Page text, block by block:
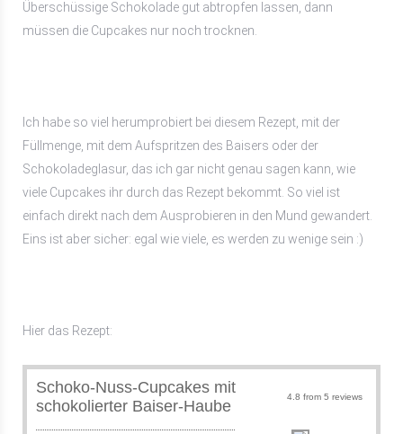
Überschüssige Schokolade gut abtropfen lassen, dann
müssen die Cupcakes nur noch trocknen.
Ich habe so viel herumprobiert bei diesem Rezept, mit der
Füllmenge, mit dem Aufspritzen des Baisers oder der
Schokoladeglasur, das ich gar nicht genau sagen kann, wie
viele Cupcakes ihr durch das Rezept bekommt. So viel ist
einfach direkt nach dem Ausprobieren in den Mund gewandert.
Eins ist aber sicher: egal wie viele, es werden zu wenige sein :)
Hier das Rezept:
4.8 from 5 reviews
Schoko-Nuss-Cupcakes mit
schokolierter Baiser-Haube